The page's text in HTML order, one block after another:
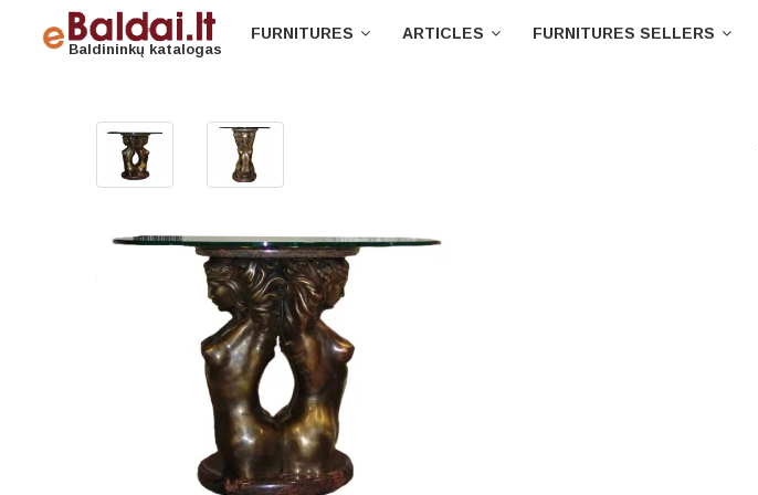
Baldininkų katalogas
FURNITURES ARTICLES FURNITURES SELLERS